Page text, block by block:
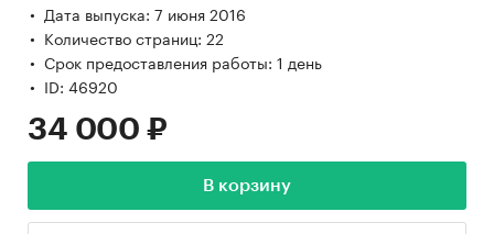
Дата выпуска: 7 июня 2016
Количество страниц: 22
Срок предоставления работы: 1 день
ID: 46920
34 000 ₽
В корзину